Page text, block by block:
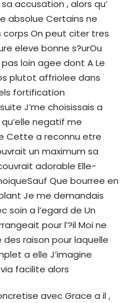
accusation , alors qu’
absolue Certains ne
corps On peut citer tres
eleve bonne s?urOu
loin agee dont A Le
plutot affriolee dans
fortification
J’me choisissais a
negatif me
Cette a reconnu etre
un maximum sa
adorable Elle-
Que bourree en
Je me demandais
soin a l’egard de Un
pour l’?il Moi ne
raison pour laquelle
a elle J’imagine
facilite alors
avec Grace a il ,